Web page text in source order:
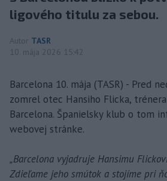
ligového titulu za sebou.
Autor TASR
10. mája 2026 15:42
Barcelona 10. mája (TASR) - Pred
zomrel otec Hansiho Flicka,
Barcelona. Španielsky klub o tom
webovej stránke.
„Barcelona vyjadruje Hansimu
Zdieľame jeho smútok a stojíme pri